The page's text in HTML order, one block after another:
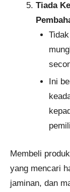
Tiada
Ini
Membeli
yang mencari
jaminan, dan